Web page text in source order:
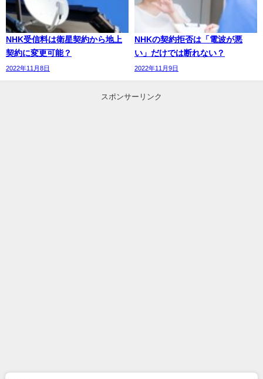
NHK受信料は衛星契約から地上
契約に変更可能？
2022年11月8日
NHKの契約拒否は「電波が悪
い」だけでは断れない？
2022年11月9日
スポンサーリンク